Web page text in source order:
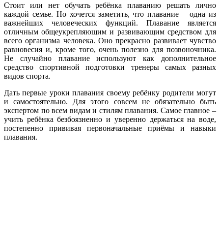
Стоит или нет обучать ребёнка плаванию решать лично
каждой семье. Но хочется заметить, что плавание – одна из
важнейших человеческих функций. Плавание является
отличным общеукрепляющим и развивающим средством для
всего организма человека. Оно прекрасно развивает чувство
равновесия и, кроме того, очень полезно для позвоночника.
Не случайно плавание используют как дополнительное
средство спортивной подготовки тренеры самых разных
видов спорта.
Дать первые уроки плавания своему ребёнку родители могут
и самостоятельно. Для этого совсем не обязательно быть
экспертом по всем видам и стилям плавания. Самое главное –
учить ребёнка безбоязненно и уверенно держаться на воде,
постепенно прививая первоначальные приёмы и навыки
плавания.